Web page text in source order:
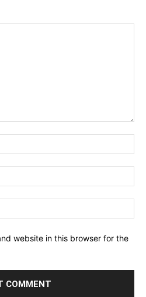
website in this browser for the